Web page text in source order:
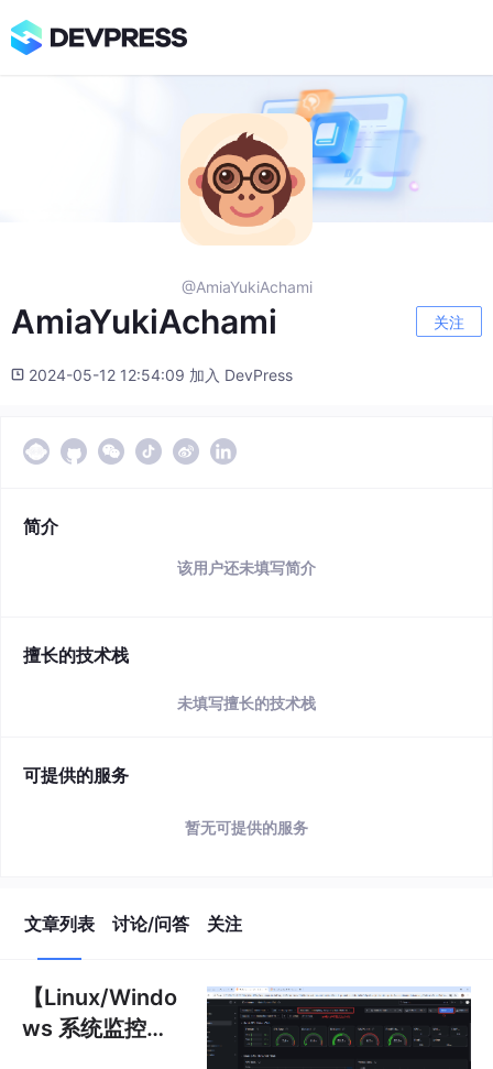
@AmiaYukiAchami
AmiaYukiAchami 关注
2024-05-12 12:54:09 加入 DevPress
简介
该用户还未填写简介
擅长的技术栈
未填写擅长的技术栈
可提供的服务
暂无可提供的服务
文章列表 讨论/问答 关注
【Linux/Windo
ws 系统监控】E